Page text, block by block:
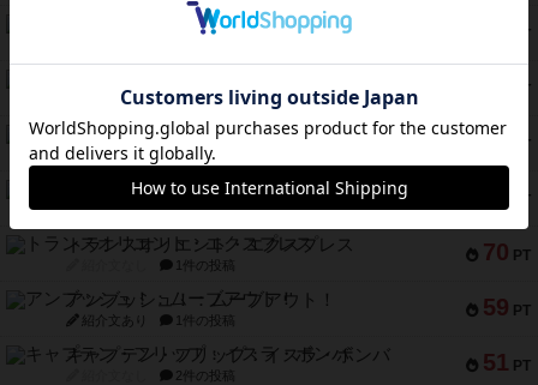
PT
ふたつの城の物語
PT
紹介文なし 1件の投稿
76 PT
マーリン
紹介文あり 6件の投稿
PT
フラットアイアン
紹介文なし 2件の投稿
70 PT
トランスオリエント・エクスプレス
1件の投稿
59 PT
アンブッシュ！：ムーブアウト！
紹介文あり 1件の投稿
51 PT
キャプテン・フリップ：イスラ・ボンバ
2件の投稿